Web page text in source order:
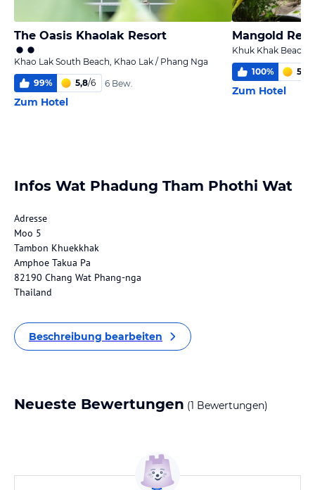
The Oasis Khaolak Resort
Khao Lak South Beach, Khao Lak / Phang Nga
99% 5,8/6 6 Bew.
Zum Hotel
Mangold
Khuk Khak Beach,
100% 5,5
Zum Hotel
Infos Wat Phadung Tham Phothi Wat
Adresse
Moo 5
Tambon Khuekkhak
Amphoe Takua Pa
82190 Chang Wat Phang-nga
Thailand
Beschreibung bearbeiten
Neueste Bewertungen (1 Bewertungen)